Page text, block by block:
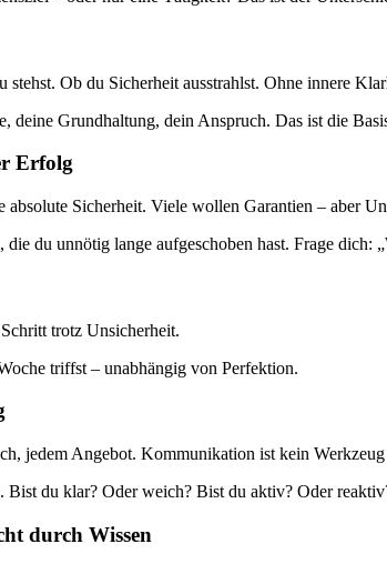
Ob du Sicherheit ausstrahlst. Ohne innere
deine Grundhaltung, dein Anspruch. Das ist die
Erfolg
Sicherheit. Viele wollen Garantien – aber
du unnötig lange aufgeschoben hast. Frage dich:
trotz Unsicherheit.
triffst – unabhängig von Perfektion.
jedem Angebot. Kommunikation ist kein
Bist du klar? Oder weich? Bist du aktiv? Oder
durch Wissen